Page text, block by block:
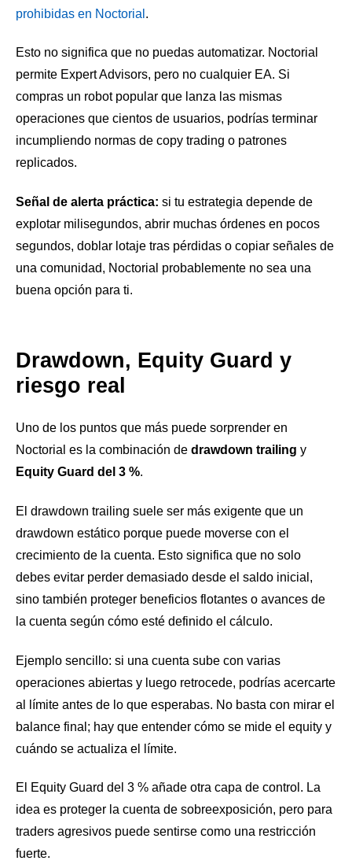
prohibidas en Noctorial .
Esto no significa que no puedas automatizar. Noctorial
permite Expert Advisors, pero no cualquier EA. Si
compras un robot popular que lanza las mismas
operaciones que cientos de usuarios, podrías terminar
incumpliendo normas de copy trading o patrones
replicados.
Señal de alerta práctica: si tu estrategia depende de
explotar milisegundos, abrir muchas órdenes en pocos
segundos, doblar lotaje tras pérdidas o copiar señales de
una comunidad, Noctorial probablemente no sea una
buena opción para ti.
Drawdown, Equity Guard y
riesgo real
Uno de los puntos que más puede sorprender en
Noctorial es la combinación de drawdown trailing y
Equity Guard del 3 %.
El drawdown trailing suele ser más exigente que un
drawdown estático porque puede moverse con el
crecimiento de la cuenta. Esto significa que no solo
debes evitar perder demasiado desde el saldo inicial,
sino también proteger beneficios flotantes o avances de
la cuenta según cómo esté definido el cálculo.
Ejemplo sencillo: si una cuenta sube con varias
operaciones abiertas y luego retrocede, podrías acercarte
al límite antes de lo que esperabas. No basta con mirar el
balance final; hay que entender cómo se mide el equity y
cuándo se actualiza el límite.
El Equity Guard del 3 % añade otra capa de control. La
idea es proteger la cuenta de sobreexposición, pero para
traders agresivos puede sentirse como una restricción
fuerte.